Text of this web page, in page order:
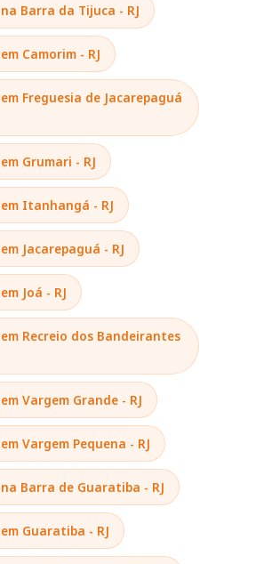
Barra da Tijuca - RJ
Camorim - RJ
Freguesia de Jacarepaguá
Grumari - RJ
Itanhangá - RJ
Jacarepaguá - RJ
Joá - RJ
Recreio dos Bandeirantes
Vargem Grande - RJ
Vargem Pequena - RJ
Barra de Guaratiba - RJ
Guaratiba - RJ